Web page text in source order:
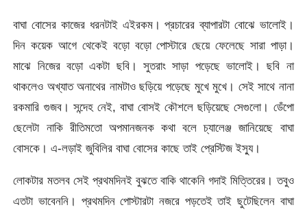
বাঘা বোসের কাজের ধরনটাই এইরকম। প্রচারের ব্যাপারটা বোঝে ভালোই।
দিন কয়েক আগে থেকেই বড়ো বড়ো পোস্টারে ছেয়ে ফেলেছে সারা পাড়া।
মাঝে নিজের বড়ো একটা ছবি। সুতরাং সাড়া পড়েছে ভালোই। ছবি না
থাকলেও অখ্যাত অনাথের নামটাও ছড়িয়ে পড়েছে মুখে মুখে। সেই সাথে নানা
রকমারি গুজব। সন্দেহ নেই, বাঘা বোসই কৌশলে ছড়িয়েছে সেগুলো। ডেঁপো
ছেলেটা নাকি রীতিমতো অপমানজনক কথা বলে চ্যালেঞ্জ জানিয়েছে বাঘা
বোসকে। এ-লড়াই জুবিলির বাঘা বোসের কাছে তাই প্রেস্টিজ ইস্যু।
লোকটার মতলব সেই প্রথমদিনই বুঝতে বাকি থাকেনি গদাই মিত্তিরের। তবুও
এতটা ভাবেননি। প্রথমদিন পোস্টারটা নজরে পড়তেই তাই ছুটেছিলেন বাঘা